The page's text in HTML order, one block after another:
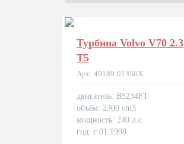
Турбина Volvo V70 2.3
T5
Арт: 49189-01350X
двигатель: B5234FT
объём: 2300 cm3
мощность: 240 л.с.
год: с 01.1998